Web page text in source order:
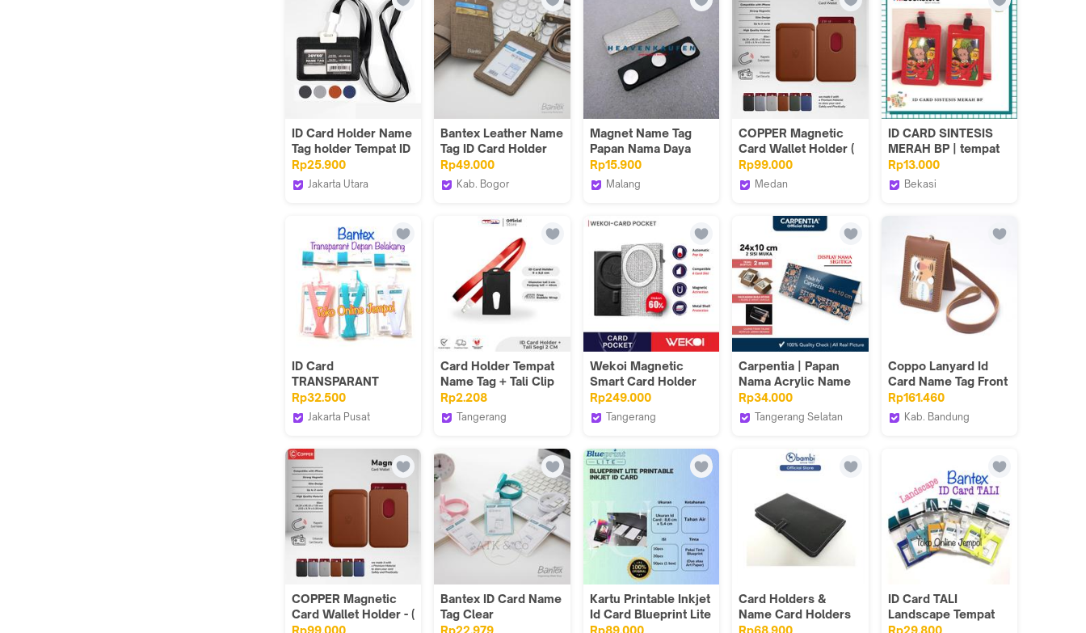
ID Card Holder Name
Tag holder Tempat ID
Card Kulit
LANDSCAPE JOYKO
NT
Rp25.900
Jakarta Utara
Bantex Leather Name
Tag ID Card Holder
Brown 8869 03 Kulit
Sintetis Lanyard Tali
Rp49.000
Kab. Bogor
Magnet Name Tag
Papan Nama Daya
Rekat Bagus Kuat
Type B Harga Per
Pasang Hitam
Rp15.900
Malang
COPPER Magnetic
Card Wallet Holder (
Dompet Tempat
Penyimpanan Kartu /
Card Sleeve)
Rp99.000
Medan
ID CARD SINTESIS
MERAH BP | tempat
untuk identitas
Karyawan | Tempat
untuk Flash /
Tmbookstore
Rp13.000
Bekasi
ID Card
TRANSPARANT
Potrait TALI Tempat
Kartu Nama Bantex
ATK1320BX
Rp32.500
Jakarta Pusat
Card Holder Tempat
Name Tag + Tali Clip
Segi 2 CM Warna
Warni
Rp2.208
Tangerang
Wekoi Magnetic
Smart Card Holder
Magsafe Leather Pop
Up Card Case Wallet
Rp249.000
Tangerang
Carpentia | Papan
Nama Acrylic Name
Label - 24x10 cm -
[Display Nama Harga
Price Tag Segitiga
Rp34.000
Tangerang Selatan
Coppo Lanyard Id
Card Name Tag Front
Kulit Sapi Asli
dengan Magnet
Rp161.460
Kab. Bandung
COPPER Magnetic
Card Wallet Holder - (
Tempat Penyimpanan
Bantex ID Card Name
Tag Clear
Transparent Portrait
Kartu Printable Inkjet
Id Card Blueprint Lite
8.6 x 5.4 Cm Double
Card Holders &
Name Card Holders
8751
ID Card TALI
Landscape Tempat
Kartu Pengenal